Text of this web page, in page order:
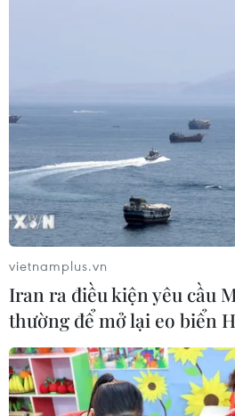
vietnamplus.vn
Iran ra điều kiện yêu cầu
thường để mở lại eo biển